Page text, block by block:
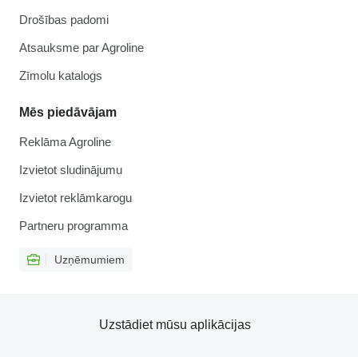
Drošības padomi
Atsauksme par Agroline
Zīmolu katalogs
Mēs piedāvājam
Reklāma Agroline
Izvietot sludinājumu
Izvietot reklāmkarogu
Partneru programma
Uzņēmumiem
Uzstādiet mūsu aplikācijas